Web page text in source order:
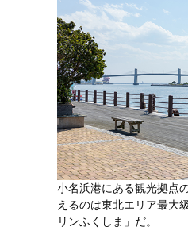
小名浜港にある観光拠点
えるのは東北エリア最大
リンふくしま」だ。